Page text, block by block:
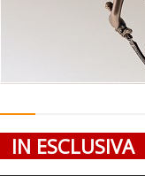
IN ESCLUSIVA